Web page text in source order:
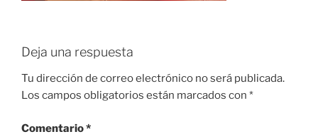
Deja una respuesta
Tu dirección de correo electrónico no será publicada.
Los campos obligatorios están marcados con *
Comentario*